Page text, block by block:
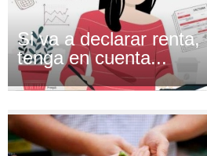
Si va a declarar renta,
tenga en cuenta...